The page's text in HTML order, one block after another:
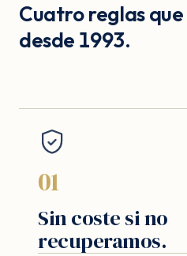
Cuatro reglas que
desde 1993.
01
Sin coste si no
recuperamos.